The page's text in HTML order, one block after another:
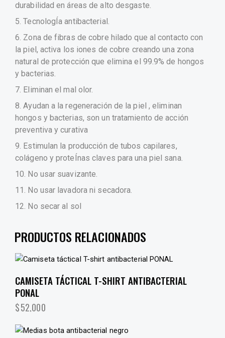
durabilidad en áreas de alto desgaste.
5. TecnologÍa antibacterial.
6. Zona de fibras de cobre hilado que al contacto con
la piel, activa los iones de cobre creando una zona
natural de protección que elimina el 99.9% de hongos
y bacterias.
7. Eliminan el mal olor.
8. Ayudan a la regeneración de la piel , eliminan
hongos y bacterias, son un tratamiento de acción
preventiva y curativa
9. Estimulan la producción de tubos capilares,
colágeno y proteÍnas claves para una piel sana.
10. No usar suavizante.
11. No usar lavadora ni secadora.
12. No secar al sol
PRODUCTOS RELACIONADOS
CAMISETA TÁCTICAL T-SHIRT ANTIBACTERIAL
PONAL
$52,000